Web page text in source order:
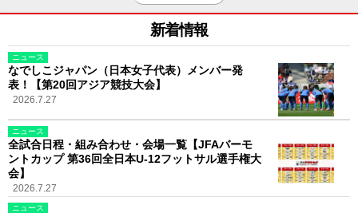
新着情報
ニュース
なでしこジャパン（日本女子代表）メンバー発
表！【第20回アジア競技大会】
2026.7.27
ニュース
全試合日程・組み合わせ・会場一覧【JFAバーモ
ントカップ 第36回全日本U-12フットサル選手権大
会】
2026.7.27
ニュース